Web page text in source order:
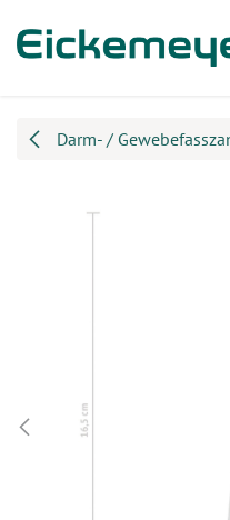
Darm- /